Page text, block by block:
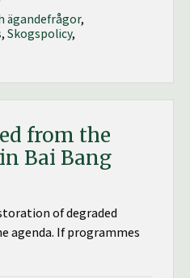
ägandefrågor,
, Skogspolicy,
from the
Bai Bang
of degraded
agenda. If programmes